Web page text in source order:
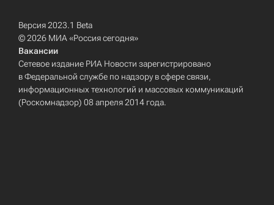
Версия 2023.1 Beta
© 2026 МИА «Россия сегодня»
Вакансии
Сетевое издание РИА Новости зарегистрировано
в Федеральной службе по надзору в сфере связи,
информационных технологий и массовых коммуникаций
(Роскомнадзор) 08 апреля 2014 года.